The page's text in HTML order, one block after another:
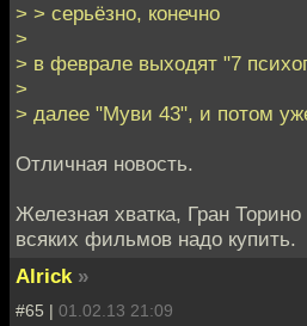
> > серьёзно, конечно
>
> в феврале выходят "7
>
> далее "Муви 43", и потом
Отличная новость.
Железная хватка, Гран
всяких фильмов надо купить.
Alrick »
#65 | 01.02.13 21:09